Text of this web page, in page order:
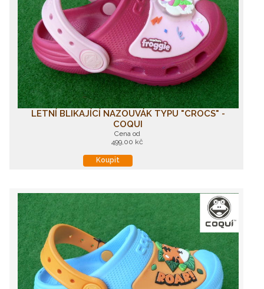
LETNÍ BLIKAJÍCÍ NAZOUVÁK TYPU "CROCS" -
COQUI
Cena od
499,00 kč
Koupit